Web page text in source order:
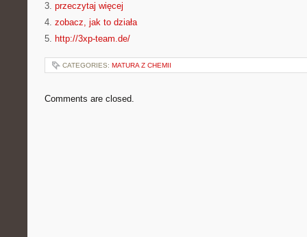
3. przeczytaj więcej
4. zobacz, jak to działa
5. http://3xp-team.de/
CATEGORIES: MATURA Z CHEMII
Comments are closed.